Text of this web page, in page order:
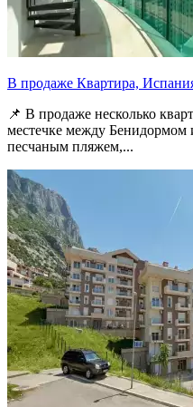
В продаже Квартира,
📌 В продаже несколько
местечке между
песчаным пляжем,...